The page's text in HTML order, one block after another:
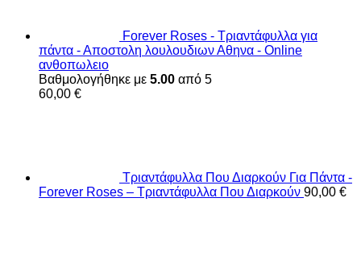
Forever Roses - Τριαντάφυλλα για
πάντα - Αποστολη λουλουδιων Αθηνα - Online
ανθοπωλειο
Βαθμολογήθηκε με 5.00 από 5
60,00 €
Τριαντάφυλλα Που Διαρκούν Για Πάντα -
Forever Roses – Τριαντάφυλλα Που Διαρκούν 90,00 €